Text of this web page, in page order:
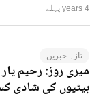
4 years پہلے
تازہ خبریں
میری روز: رحیم
بیٹیوں کی شادی